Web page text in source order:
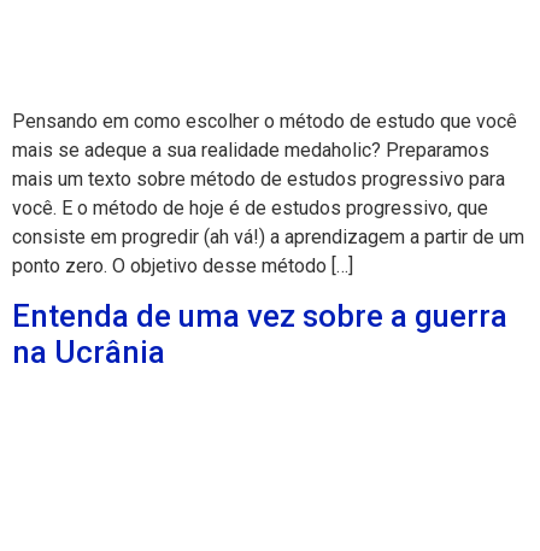
Pensando em como escolher o método de estudo que você
mais se adeque a sua realidade medaholic? Preparamos
mais um texto sobre método de estudos progressivo para
você. E o método de hoje é de estudos progressivo, que
consiste em progredir (ah vá!) a aprendizagem a partir de um
ponto zero. O objetivo desse método […]
Entenda de uma vez sobre a guerra
na Ucrânia